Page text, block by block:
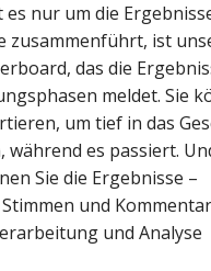
es nur um die
zusammenführt, ist
das die
meldet. Sie
um tief in das
während es passiert.
Sie die Ergebnisse –
und
und Analyse